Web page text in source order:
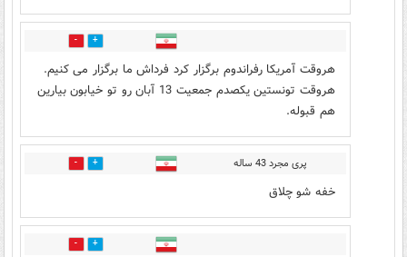
11
هروقت آمریکا رفراندوم برگزار کرد فرداش ما برگزار می کنیم.
هروقت تونستین یکصدم جمعیت 13 آبان رو تو خیابون بیارین
هم قبوله.
پری مجرد 43 ساله 6
خفه شو چلاق
5